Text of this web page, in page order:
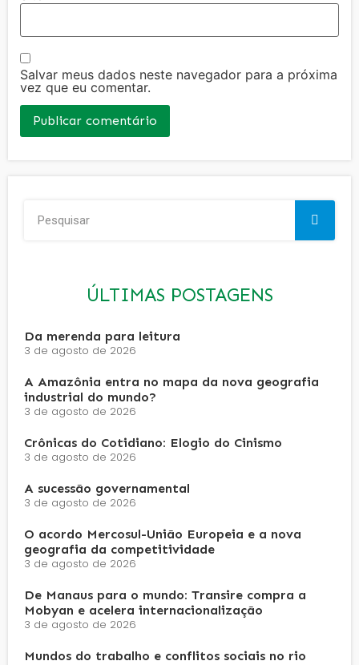
Salvar meus dados neste navegador para a próxima
vez que eu comentar.
ÚLTIMAS POSTAGENS
Da merenda para leitura
3 de agosto de 2026
A Amazônia entra no mapa da nova geografia
industrial do mundo?
3 de agosto de 2026
Crônicas do Cotidiano: Elogio do Cinismo
3 de agosto de 2026
A sucessão governamental
3 de agosto de 2026
O acordo Mercosul-União Europeia e a nova
geografia da competitividade
3 de agosto de 2026
De Manaus para o mundo: Transire compra a
Mobyan e acelera internacionalização
3 de agosto de 2026
Mundos do trabalho e conflitos sociais no rio